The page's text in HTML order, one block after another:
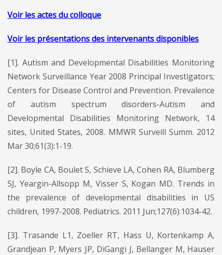
Voir les actes du colloque
Voir les présentations des intervenants disponibles
[1]. Autism and Developmental Disabilities Monitoring
Network Surveillance Year 2008 Principal Investigators;
Centers for Disease Control and Prevention. Prevalence
of autism spectrum disorders-Autism and
Developmental Disabilities Monitoring Network, 14
sites, United States, 2008. MMWR Surveill Summ. 2012
Mar 30;61(3):1-19.
[2]. Boyle CA, Boulet S, Schieve LA, Cohen RA, Blumberg
SJ, Yeargin-Allsopp M, Visser S, Kogan MD. Trends in
the prevalence of developmental disabilities in US
children, 1997-2008. Pediatrics. 2011 Jun;127(6):1034-42.
[3]. Trasande L1, Zoeller RT, Hass U, Kortenkamp A,
Grandjean P, Myers JP, DiGangi J, Bellanger M, Hauser